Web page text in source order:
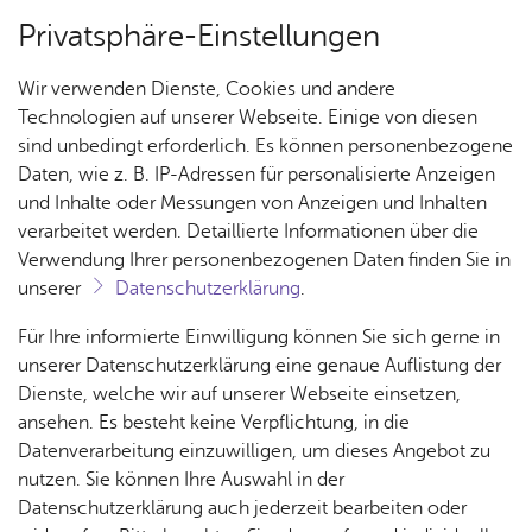
Über­sicht Bür­ger & Stadt
Rat­
haus &
Bür­
ger­
ser­vice
Rat­
häu­ser
Nach­
rich­
ten,
Vi­de­os
& Bil­
der
Me­di­
Jobs
Stel­
len­an­
ge­bo­te
Aus­bil­
dung &
Stu­di­
Bauen
& Um­
welt
Geo­
da­ten
Ge­
sund­
heit &
kum
Ar­chiv
Ter­min spei­chern
Ver­an­stal­tung dru­cken
Vor­le­sen
fen - An­tritts­kon­zert
Sams­tag, 12. März 2016
Leitung: MD Pietro Sarno
Privatsphäre-Einstellungen
Wir verwenden Dienste, Cookies und andere
Technologien auf unserer Webseite. Einige von diesen
sind unbedingt erforderlich. Es können personenbezogene
Daten, wie z. B. IP-Adressen für personalisierte Anzeigen
und Inhalte oder Messungen von Anzeigen und Inhalten
verarbeitet werden. Detaillierte Informationen über die
Verwendung Ihrer personenbezogenen Daten finden Sie in
unserer
Datenschutzerklärung.
Für Ihre informierte Einwilligung können Sie sich gerne in
unserer Datenschutzerklärung eine genaue Auflistung der
Dienste, welche wir auf unserer Webseite einsetzen,
ansehen. Es besteht keine Verpflichtung, in die
Datenverarbeitung einzuwilligen, um dieses Angebot zu
nutzen. Sie können Ihre Auswahl in der
Datenschutzerklärung auch jederzeit bearbeiten oder